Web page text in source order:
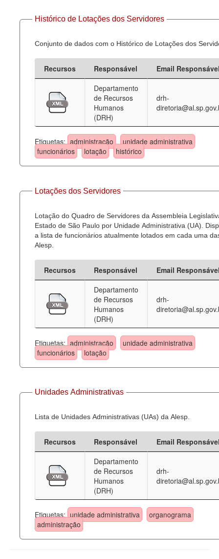
ContatoHistórico de Lotações dos Servidores
Conjunto de dados com o Histórico de Lotações dos
Recursos Responsável
Email
Departamento
de Recursos
Humanos
(DRH)
drh-
Etiquetas: administração
unidade administrativa
funcionários
lotação histórico
Lotações dos Servidores
Lotação do Quadro de Servidores da Assembleia
Estado de São Paulo por Unidade Administrativa (UA).
a lista de funcionários atualmente lotados em cada uma
Alesp.
Recursos Responsável
Email
Departamento
de Recursos
Humanos
(DRH)
drh-
Etiquetas: administração
unidade administrativa
funcionários
lotação
Unidades Administrativas
Lista de Unidades Administrativas (UAs) da Alesp.
Recursos Responsável
Email
Departamento
de Recursos
Humanos
(DRH)
drh-
Etiquetas: unidade administrativa
organograma
administração